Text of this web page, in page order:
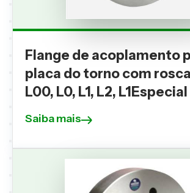
Flange de acoplamento
placa do torno com
L00, L0, L1, L2, L1Especial
Saiba mais